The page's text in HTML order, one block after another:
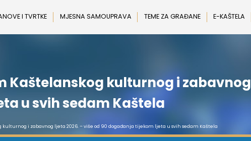
I TVRTKE MJESNA SAMOUPRAVA TEME ZA GRAĐANE E-KAŠTELA
kulturnog i zabavnog
u svih sedam Kaštela
kulturnog i zabavnog ljeta 2026. – više od 90 događanja tijekom ljeta u svih sedam Kaštela